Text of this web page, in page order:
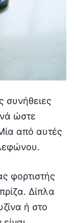
συνήθειες
ώστε
από αυτές
φορτιστής
Δίπλα
ή στο